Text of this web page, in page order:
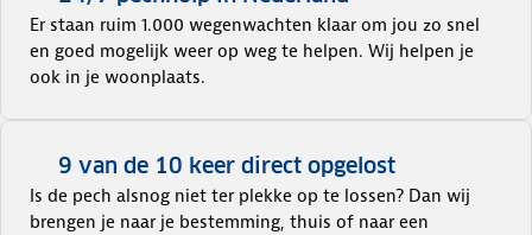
Er staan ruim 1.000 wegenwachten klaar om jou zo snel
en goed mogelijk weer op weg te helpen. Wij helpen je
ook in je woonplaats.
9 van de 10 keer direct opgelost
Is de pech alsnog niet ter plekke op te lossen? Dan wij
brengen je naar je bestemming, thuis of naar een